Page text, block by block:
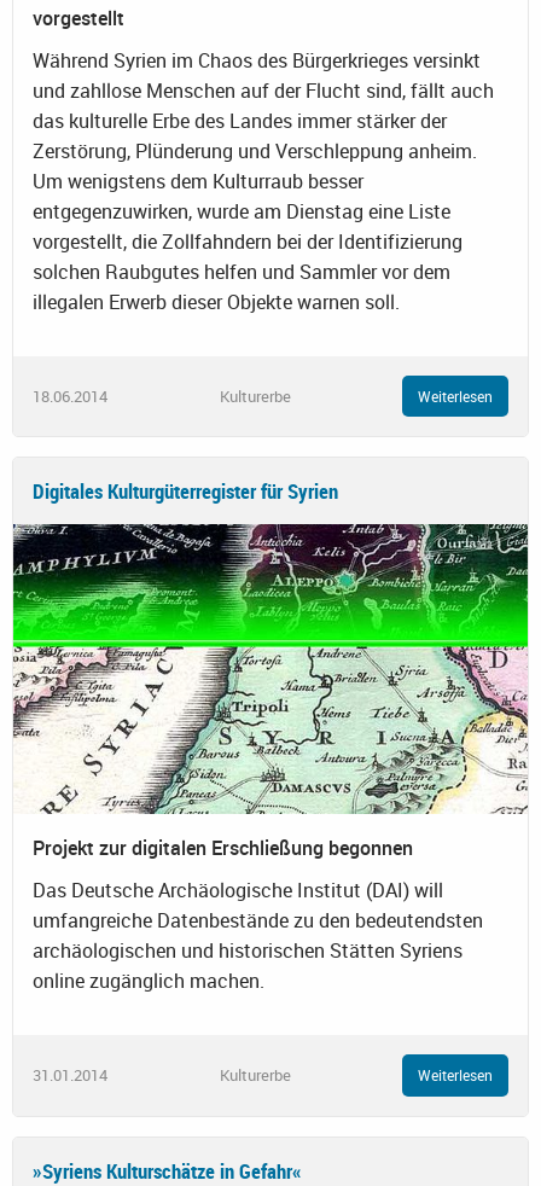
vorgestellt
Während Syrien im Chaos des Bürgerkrieges versinkt
und zahllose Menschen auf der Flucht sind, fällt auch
das kulturelle Erbe des Landes immer stärker der
Zerstörung, Plünderung und Verschleppung anheim.
Um wenigstens dem Kulturraub besser
entgegenzuwirken, wurde am Dienstag eine Liste
vorgestellt, die Zollfahndern bei der Identifizierung
solchen Raubgutes helfen und Sammler vor dem
illegalen Erwerb dieser Objekte warnen soll.
18.06.2014 Kulturerbe Weiterlesen
Digitales Kulturgüterregister für Syrien
Projekt zur digitalen Erschließung begonnen
Das Deutsche Archäologische Institut (DAI) will
umfangreiche Datenbestände zu den bedeutendsten
archäologischen und historischen Stätten Syriens
online zugänglich machen.
31.01.2014 Kulturerbe Weiterlesen
»Syriens Kulturschätze in Gefahr«